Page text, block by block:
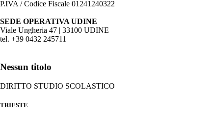
P.IVA / Codice Fiscale 01241240322
SEDE OPERATIVA UDINE
Viale Ungheria 47 | 33100 UDINE
tel. +39 0432 245711
Nessun titolo
DIRITTO STUDIO SCOLASTICO
TRIESTE